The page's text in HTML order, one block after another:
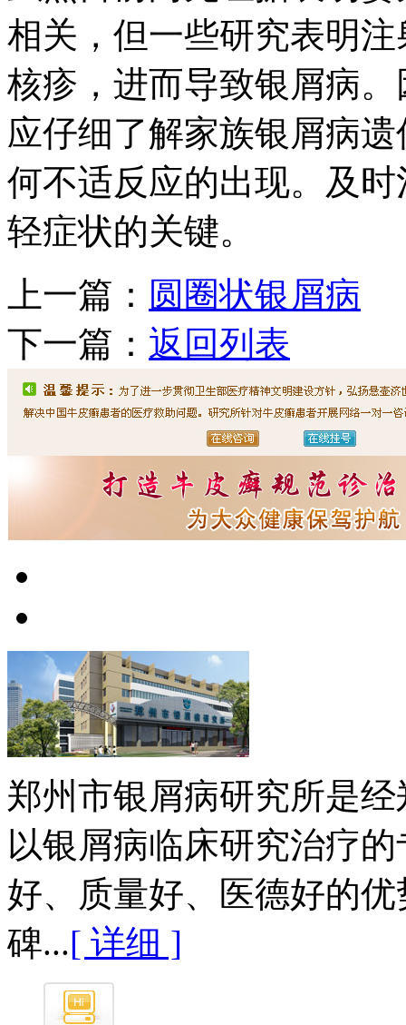
相关，但一些研究表明
核疹，进而导致银屑病
应仔细了解家族银屑病
何不适反应的出现。及
轻症状的关键。
上一篇： 圆圈状银屑病
下一篇： 返回列表
郑州市银屑病研究所是
以银屑病临床研究治疗
好、质量好、医德好的
碑...[ 详细 ]